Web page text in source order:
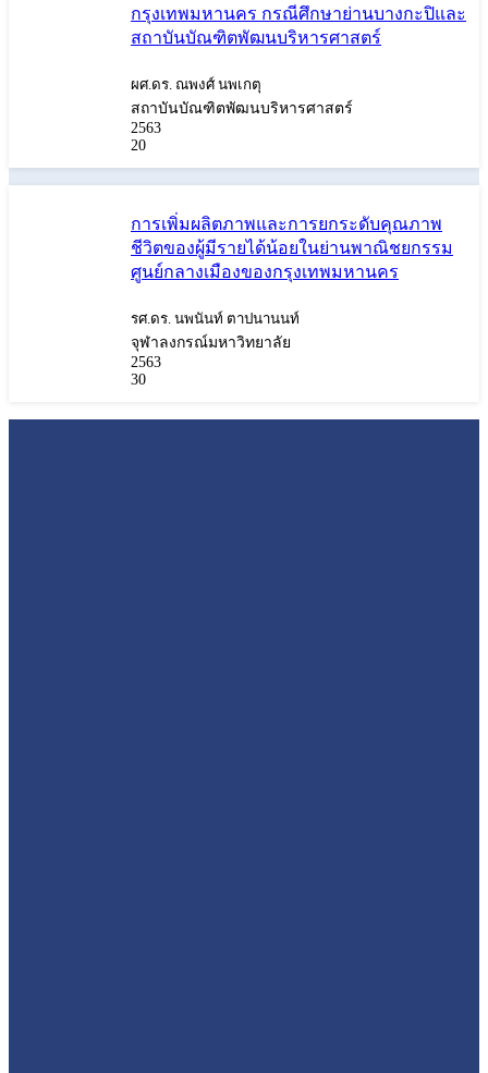
กรุงเทพมหานคร กรณีศึกษาย่านบางกะปิและ
สถาบันบัณฑิตพัฒนบริหารศาสตร์
ผศ.ดร. ณพงศ์ นพเกตุ
สถาบันบัณฑิตพัฒนบริหารศาสตร์
2563
20
การเพิ่มผลิตภาพและการยกระดับคุณภาพ
ชีวิตของผู้มีรายได้น้อยในย่านพาณิชยกรรม
ศูนย์กลางเมืองของกรุงเทพมหานคร
รศ.ดร. นพนันท์ ตาปนานนท์
จุฬาลงกรณ์มหาวิทยาลัย
2563
30